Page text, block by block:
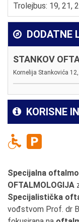
Trolejbus: 19, 21,
DODATNE
STANKOV
Kornelija Stankovića
KORISNE
Specijalna
OFTALMOLOGIJA
Specijalistička
vođstvom Prof. dr